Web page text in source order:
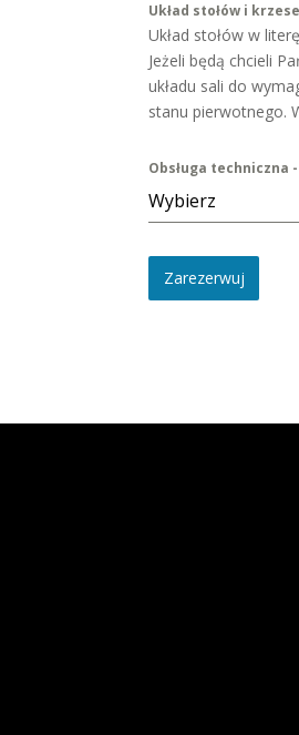
Układ stołów i
Układ stołów w
Jeżeli będą chcieli
układu sali do
stanu pierwotnego.
Obsługa techniczna
Wybierz
Zarezerwuj